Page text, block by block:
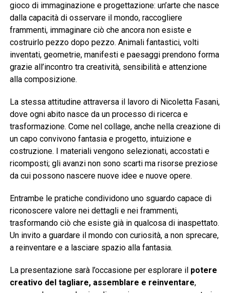
gioco di immaginazione e progettazione: un’arte che nasce
dalla capacità di osservare il mondo, raccogliere
frammenti, immaginare ciò che ancora non esiste e
costruirlo pezzo dopo pezzo. Animali fantastici, volti
inventati, geometrie, manifesti e paesaggi prendono forma
grazie all’incontro tra creatività, sensibilità e attenzione
alla composizione.
La stessa attitudine attraversa il lavoro di Nicoletta Fasani,
dove ogni abito nasce da un processo di ricerca e
trasformazione. Come nel collage, anche nella creazione di
un capo convivono fantasia e progetto, intuizione e
costruzione. I materiali vengono selezionati, accostati e
ricomposti; gli avanzi non sono scarti ma risorse preziose
da cui possono nascere nuove idee e nuove opere.
Entrambe le pratiche condividono uno sguardo capace di
riconoscere valore nei dettagli e nei frammenti,
trasformando ciò che esiste già in qualcosa di inaspettato.
Un invito a guardare il mondo con curiosità, a non sprecare,
a reinventare e a lasciare spazio alla fantasia.
La presentazione sarà l’occasione per esplorare il potere
creativo del tagliare, assemblare e reinventare,